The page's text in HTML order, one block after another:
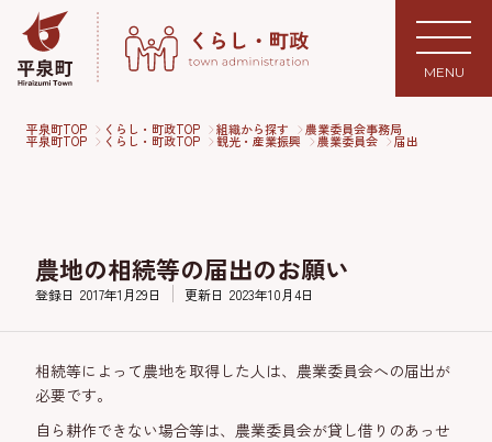
MENU
平泉町TOP くらし・町政TOP 組織から探す 農業委員会事務局
平泉町TOP くらし・町政TOP 観光・産業振興 農業委員会 届出
農地の相続等の届出のお願い
登録日 2017年1月29日 更新日 2023年10月4日
相続等によって農地を取得した人は、農業委員会への届出が
必要です。
自ら耕作できない場合等は、農業委員会が貸し借りのあっせ